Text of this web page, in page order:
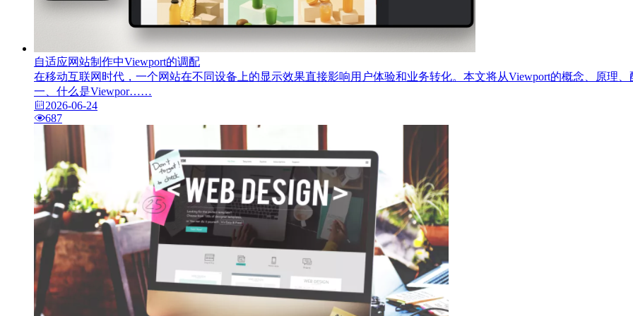
自适应网站制作中Viewport的调配
在移动互联网时代，一个网站在不同设备上的显示效果直接影响用户体验和业务转化。本文将从Viewport的概念、原理
一、什么是Viewpor……
2026-06-24
687